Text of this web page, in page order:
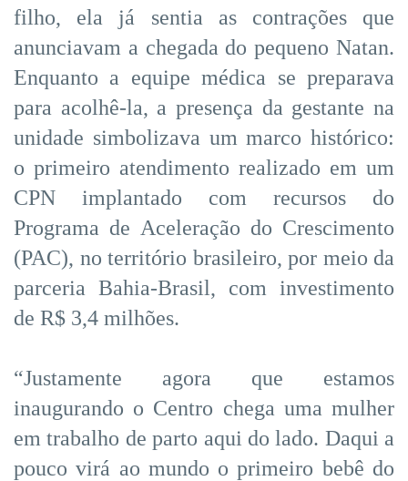
filho, ela já sentia as contrações que
anunciavam a chegada do pequeno Natan.
Enquanto a equipe médica se preparava
para acolhê-la, a presença da gestante na
unidade simbolizava um marco histórico:
o primeiro atendimento realizado em um
CPN implantado com recursos do
Programa de Aceleração do Crescimento
(PAC), no território brasileiro, por meio da
parceria Bahia-Brasil, com investimento
de R$ 3,4 milhões.
“Justamente agora que estamos
inaugurando o Centro chega uma mulher
em trabalho de parto aqui do lado. Daqui a
pouco virá ao mundo o primeiro bebê do